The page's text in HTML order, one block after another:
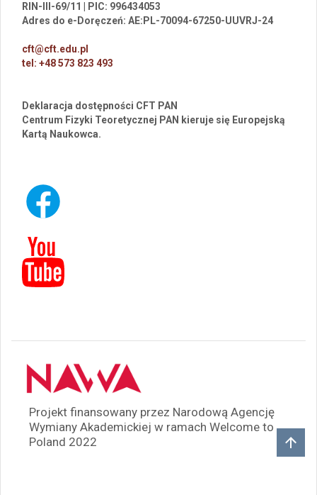
RIN-III-69/11 | PIC: 996434053
Adres do e-Doręczeń: AE:PL-70094-67250-UUVRJ-24
cft@cft.edu.pl
tel: +48 573 823 493
Deklaracja dostępności CFT PAN
Centrum Fizyki Teoretycznej PAN kieruje się Europejską
Kartą Naukowca.
Projekt finansowany przez Narodową Agencję
Wymiany Akademickiej w ramach Welcome to
Poland 2022